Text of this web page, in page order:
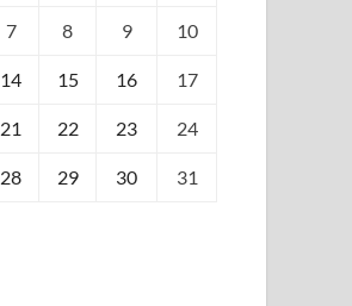
7 8 9 10
14 15 16 17
21 22 23 24
28 29 30 31